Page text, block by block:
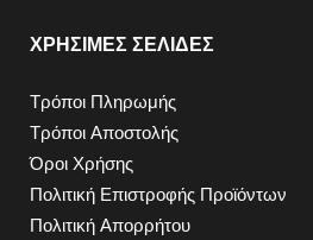
ΧΡΗΣΙΜΕΣ ΣΕΛΙΔΕΣ
Τρόποι Πληρωμής
Τρόποι Αποστολής
Όροι Χρήσης
Πολιτική Επιστροφής Προϊόντων
Πολιτική Απορρήτου